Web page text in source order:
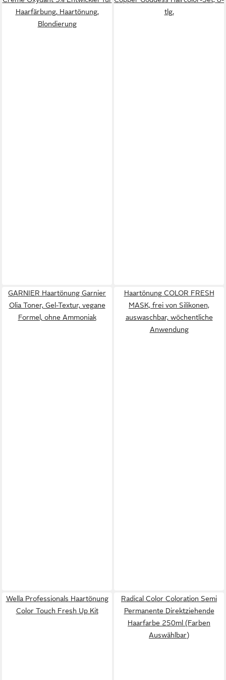
Haarfärbung, Haartönung,
Blondierung
tlg.
GARNIER Haartönung Garnier
Olia Toner, Gel-Textur, vegane
Formel, ohne Ammoniak
Haartönung COLOR FRESH
MASK, frei von Silikonen,
auswaschbar, wöchentliche
Anwendung
Wella Professionals Haartönung
Color Touch Fresh Up Kit
Radical Color Coloration Semi
Permanente Direktziehende
Haarfarbe 250ml (Farben
Auswählbar)